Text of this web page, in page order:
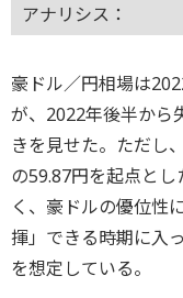
アナリシス：
豪ドル／円相場は
が、2022年後半から
きを見せた。ただし
の59.87円を起点と
く、豪ドルの優位性
揮」できる時期に入
を想定している。